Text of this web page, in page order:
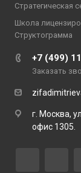
Стратегическая
Школа
Структограмма
+7 (499)
Заказать
г. Москва,
офис 1305.